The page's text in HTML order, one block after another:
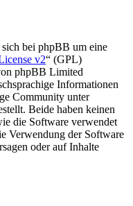
bei phpBB um eine
v2“ (GPL)
phpBB Limited
Informationen
Community unter
Beide haben keinen
die Software verwendet
Verwendung der Software
oder auf Inhalte